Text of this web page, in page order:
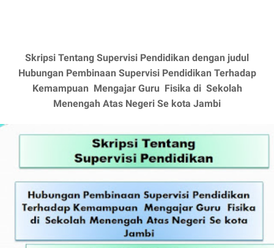
Skripsi Tentang Supervisi Pendidikan dengan judul
Hubungan Pembinaan Supervisi Pendidikan Terhadap
Kemampuan Mengajar Guru Fisika di Sekolah
Menengah Atas Negeri Se kota Jambi